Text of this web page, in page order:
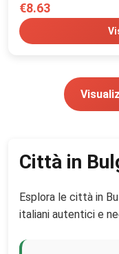
€8.63
Città in
Esplora le città in
italiani autentici e